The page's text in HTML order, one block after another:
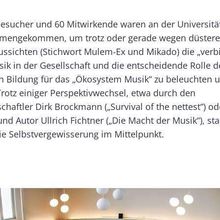
Right
und 60 Mitwirkende waren an der
um trotz oder gerade wegen
(Stichwort Mulem-Ex und Mikado) die
in der Gesellschaft und die entscheidende Rolle
Bildung für das „Ökosystem Musik“ zu beleuchten
einiger Perspektivwechsel, etwa durch den
Dirk Brockmann („Survival of the nettest“)
Autor Ullrich Fichtner („Die Macht der Musik“),
Selbstvergewisserung im Mittelpunkt.